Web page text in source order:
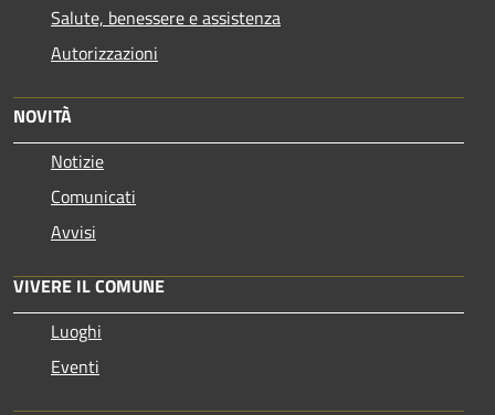
Salute, benessere e assistenza
Autorizzazioni
NOVITÀ
Notizie
Comunicati
Avvisi
VIVERE IL COMUNE
Luoghi
Eventi